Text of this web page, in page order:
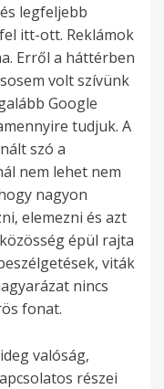
legfeljebb
itt-ott. Reklámok
Erről a háttérben
volt szívünk
Google
tudjuk. A
szó a
nem lehet nem
nagyon
elemezni és azt
épül rajta
viták
nincs
fonat.
valóság,
részei